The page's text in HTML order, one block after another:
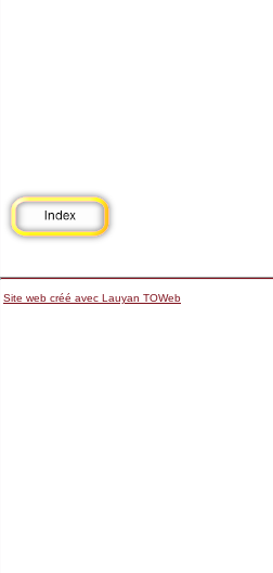
Site web créé avec Lauyan TOWeb